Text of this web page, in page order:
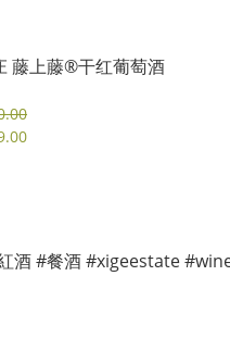
藤上藤®干红葡萄酒